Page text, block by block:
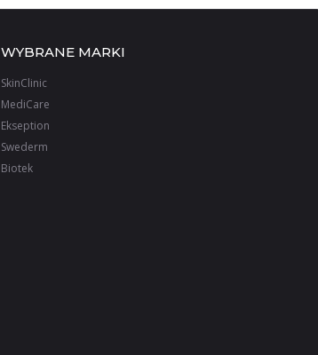
WYBRANE MARKI
SkinClinic
MediCare
Ekseption
Swederm
Biotek